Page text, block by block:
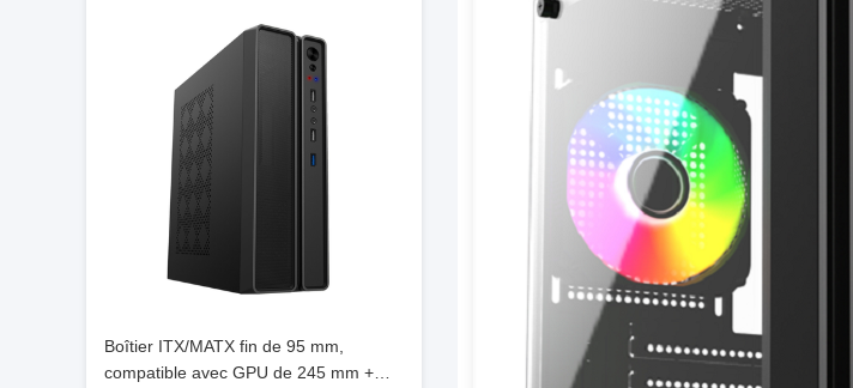
Boîtier ITX/MATX fin de 95 mm,
compatible avec GPU de 245 mm +